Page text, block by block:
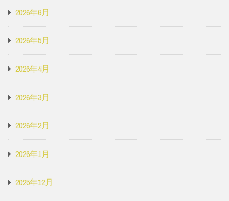
2026年6月
2026年5月
2026年4月
2026年3月
2026年2月
2026年1月
2025年12月